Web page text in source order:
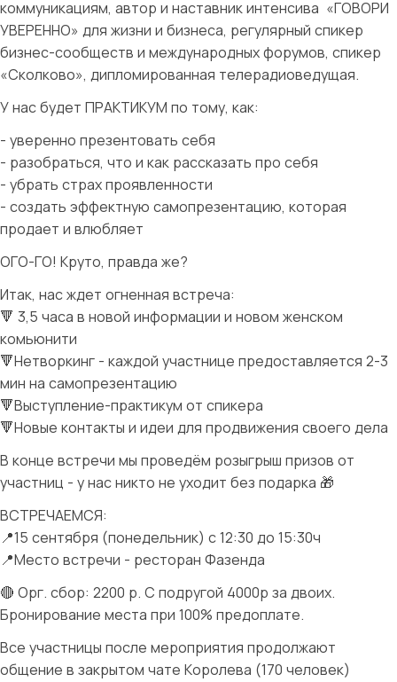
коммуникациям, автор и наставник интенсива «ГОВОРИ
УВЕРЕННО» для жизни и бизнеса, регулярный спикер
бизнес-сообществ и международных форумов, спикер
«Сколково», дипломированная телерадиоведущая.
У нас будет ПРАКТИКУМ по тому, как:
- уверенно презентовать себя
- разобраться, что и как рассказать про себя
- убрать страх проявленности
- создать эффектную самопрезентацию, которая
продает и влюбляет
ОГО-ГО! Круто, правда же?
Итак, нас ждет огненная встреча:
🔻 3,5 часа в новой информации и новом женском
комьюнити
🔻Нетворкинг - каждой участнице предоставляется 2-3
мин на самопрезентацию
🔻Выступление-практикум от спикера
🔻Новые контакты и идеи для продвижения своего дела
В конце встречи мы проведём розыгрыш призов от
участниц - у нас никто не уходит без подарка 🎁
ВСТРЕЧАЕМСЯ:
📍15 сентября (понедельник) с 12:30 до 15:30ч
📍Место встречи - ресторан Фазенда
🔴 Орг. сбор: 2200 р. С подругой 4000р за двоих.
Бронирование места при 100% предоплате.
Все участницы после мероприятия продолжают
общение в закрытом чате Королева (170 человек)